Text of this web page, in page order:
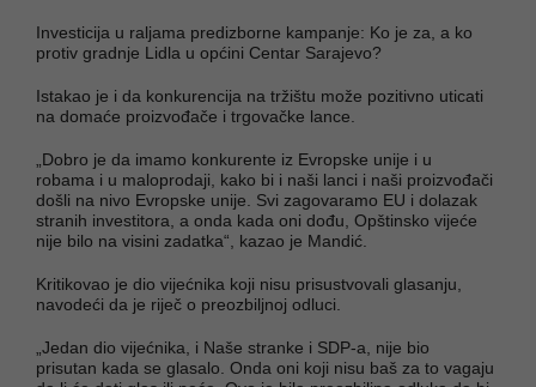
Investicija u raljama predizborne kampanje: Ko je za, a ko
protiv gradnje Lidla u općini Centar Sarajevo?
Istakao je i da konkurencija na tržištu može pozitivno uticati
na domaće proizvođače i trgovačke lance.
„Dobro je da imamo konkurente iz Evropske unije i u
robama i u maloprodaji, kako bi i naši lanci i naši proizvođači
došli na nivo Evropske unije. Svi zagovaramo EU i dolazak
stranih investitora, a onda kada oni dođu, Opštinsko vijeće
nije bilo na visini zadatka“, kazao je Mandić.
Kritikovao je dio vijećnika koji nisu prisustvovali glasanju,
navodeći da je riječ o preozbiljnoj odluci.
„Jedan dio vijećnika, i Naše stranke i SDP-a, nije bio
prisutan kada se glasalo. Onda oni koji nisu baš za to vagaju